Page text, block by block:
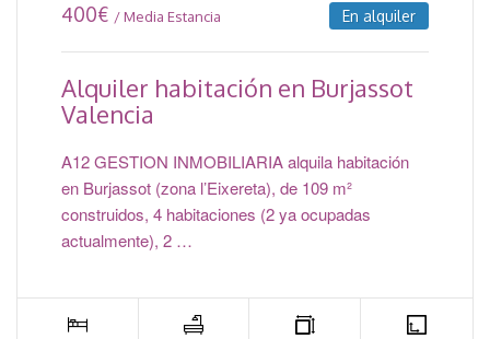
400€ / Media Estancia En alquiler
Alquiler habitación en Burjassot
Valencia
A12 GESTION INMOBILIARIA alquila habitación
en Burjassot (zona l’Eixereta), de 109 m²
construidos, 4 habitaciones (2 ya ocupadas
actualmente), 2 …